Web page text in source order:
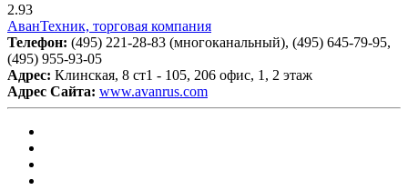
2.93
АванТехник, торговая компания
Телефон: (495) 221-28-83 (многоканальный), (495) 645-79-95,
(495) 955-93-05
Адрес: Клинская, 8 ст1 - 105, 206 офис, 1, 2 этаж
Адрес Сайта: www.avanrus.com